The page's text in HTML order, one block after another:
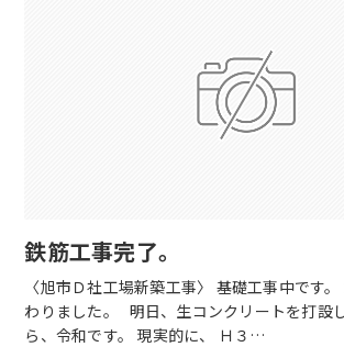
鉄筋工事完了。
〈旭市Ｄ社工場新築工事〉 基礎工事中です
わりました。 明日、生コンクリートを打設
ら、令和です。 現実的に、 Ｈ３…